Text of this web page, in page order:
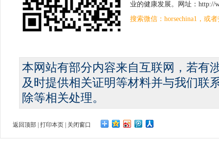
业的健康发展。网址：http://
搜索微信：horsechina1，或
本网站有部分内容来自互联网，若有
及时提供相关证明等材料并与我们联
除等相关处理。
返回顶部 打印本页 关闭窗口